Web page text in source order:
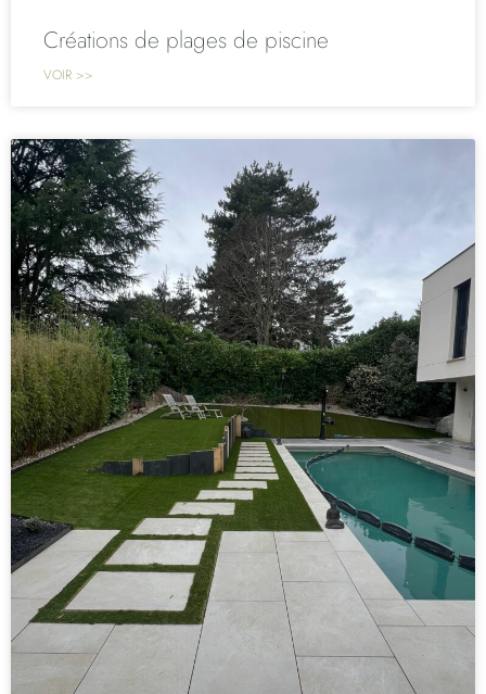
Créations de plages de piscine
VOIR >>